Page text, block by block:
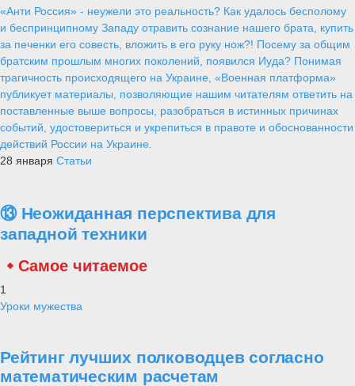
«Анти Россия» - неужели это реальность? Как удалось бесполому
и беспринципному Западу отравить сознание нашего брата, купить
за печенки его совесть, вложить в его руку нож?! Посему за общим
братским прошлым многих поколений, появился Иуда? Понимая
трагичность происходящего на Украине, «Военная платформа»
публикует материалы, позволяющие нашим читателям ответить на
поставленные выше вопросы, разобраться в истинных причинах
событий, удостовериться и укрепиться в правоте и обоснованности
действий России на Украине.
28 января Статьи
⑬ Неожиданная перспектива для
западной техники
Самое читаемое
1
Уроки мужества
Рейтинг лучших полководцев согласно
математическим расчетам